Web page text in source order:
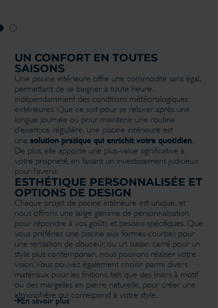
UN CONFORT EN TOUTES
SAISONS
Une piscine intérieure offre une commodité sans égal,
permettant de se baigner à toute heure,
indépendamment des conditions météorologiques
extérieures. Que ce soit pour se relaxer après une
longue journée ou pour maintenir une routine
d’exercice régulière, une piscine intérieure est
une solution pratique qui enrichit votre quotidien.
De plus, elle apporte une plus-value significative à
votre propriété, en faisant un investissement judicieux
pour l’avenir.
ESTHÉTIQUE PERSONNALISÉE ET
OPTIONS DE DESIGN
Chaque projet de piscine intérieure est unique, et
nous offrons une large gamme de personnalisation
pour répondre à vos goûts et besoins spécifiques. Que
vous préfériez une piscine aux formes courbes pour
une sensation de douceur, ou un bassin carré pour un
style plus contemporain, nous pouvons réaliser votre
vision. Vous pouvez également choisir parmi divers
matériaux pour les finitions, tels que des liners à motif
ou des margelles en pierre naturelle, pour créer une
atmosphère qui correspond à votre style.
En savoir plus